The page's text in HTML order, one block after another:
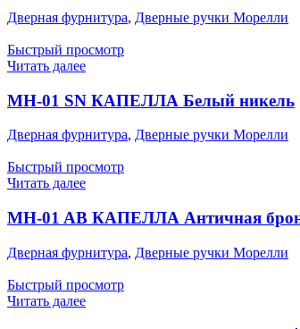
Дверная фурнитура, Дверные ручки Морелли
Быстрый просмотр
Читать далее
MH-01 SN КАПЕЛЛА Белый никель
Дверная фурнитура, Дверные ручки Морелли
Быстрый просмотр
Читать далее
MH-01 AB КАПЕЛЛА Античная
Дверная фурнитура, Дверные ручки Морелли
Быстрый просмотр
Читать далее